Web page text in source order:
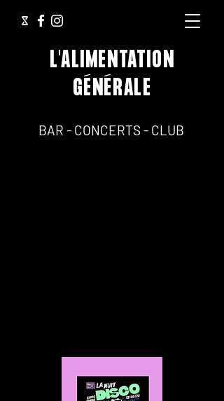
L'ALIMENTATION
GÉNÉRALE
BAR - CONCERTS - CLUB